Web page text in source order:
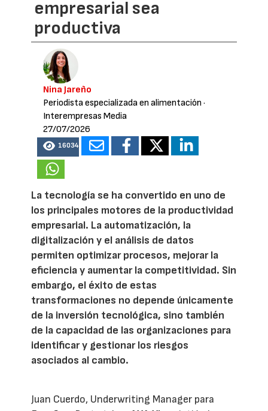
empresarial sea
productiva
Nina Jareño
Periodista especializada en alimentación ·
Interempresas Media
27/07/2026
16034
La tecnología se ha convertido en uno de
los principales motores de la productividad
empresarial. La automatización, la
digitalización y el análisis de datos
permiten optimizar procesos, mejorar la
eficiencia y aumentar la competitividad. Sin
embargo, el éxito de estas
transformaciones no depende únicamente
de la inversión tecnológica, sino también
de la capacidad de las organizaciones para
identificar y gestionar los riesgos
asociados al cambio.
Juan Cuerdo, Underwriting Manager para